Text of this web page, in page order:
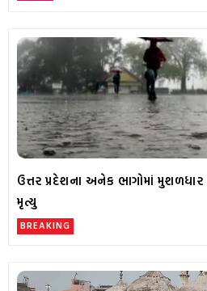
ઉત્તર પ્રદેશના અનેક ભાગોમાં
મૃત્યુ
BREAKING